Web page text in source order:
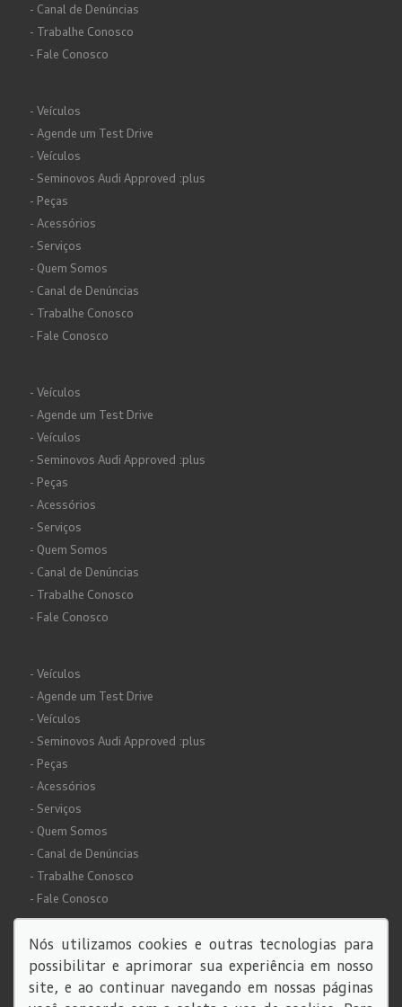
- Canal de Denúncias
- Trabalhe Conosco
- Fale Conosco
- Veículos
- Agende um Test Drive
- Veículos
- Seminovos Audi Approved :plus
- Peças
- Acessórios
- Serviços
- Quem Somos
- Canal de Denúncias
- Trabalhe Conosco
- Fale Conosco
- Veículos
- Agende um Test Drive
- Veículos
- Seminovos Audi Approved :plus
- Peças
- Acessórios
- Serviços
- Quem Somos
- Canal de Denúncias
- Trabalhe Conosco
- Fale Conosco
- Veículos
- Agende um Test Drive
- Veículos
- Seminovos Audi Approved :plus
- Peças
- Acessórios
- Serviços
- Quem Somos
- Canal de Denúncias
- Trabalhe Conosco
- Fale Conosco
Nós utilizamos cookies e outras tecnologias para
possibilitar e aprimorar sua experiência em nosso
site, e ao continuar navegando em nossas páginas